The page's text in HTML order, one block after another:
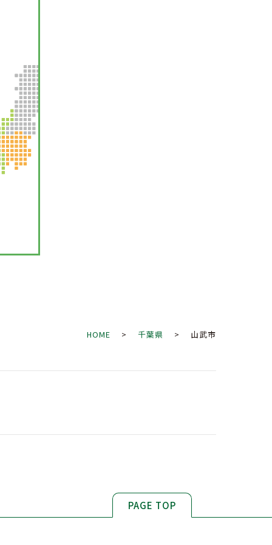
HOME > 千葉県 > 山武市
PAGE TOP